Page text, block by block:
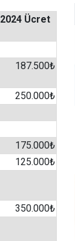
2024 Ücret
187.500₺
250.000₺
175.000₺
125.000₺
350.000₺